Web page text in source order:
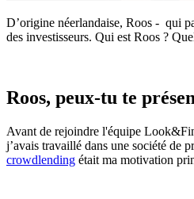
D’origine néerlandaise, Roos - qui
des investisseurs. Qui est Roos ?
Roos, peux-tu te
Avant de rejoindre l'équipe
j’avais travaillé dans une société de
crowdlending était ma motivation